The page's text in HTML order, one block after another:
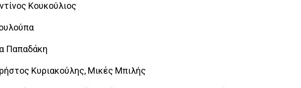
Κουκούλιος
Παπαδάκη
Κυριακούλης, Μικές Μπιλής